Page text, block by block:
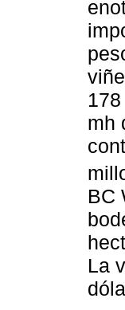
mh
BC
La